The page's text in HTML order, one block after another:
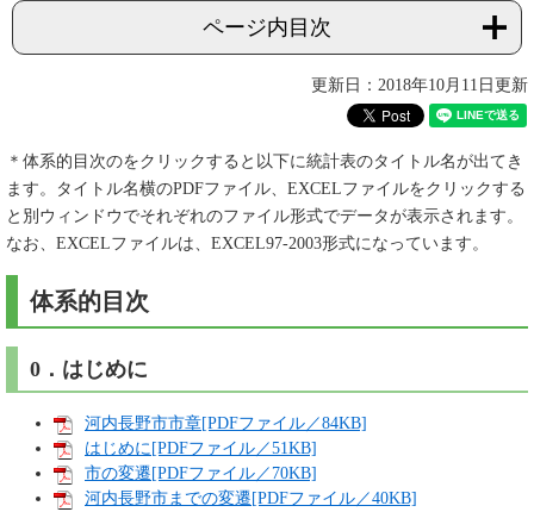
ページ内目次
更新日：2018年10月11日更新
＊体系的目次のをクリックすると以下に統計表のタイトル名が出てき
ます。タイトル名横のPDFファイル、EXCELファイルをクリックする
と別ウィンドウでそれぞれのファイル形式でデータが表示されます。
なお、EXCELファイルは、EXCEL97-2003形式になっています。
体系的目次
0．はじめに
河内長野市市章[PDFファイル／84KB]
はじめに[PDFファイル／51KB]
市の変遷[PDFファイル／70KB]
河内長野市までの変遷[PDFファイル／40KB]